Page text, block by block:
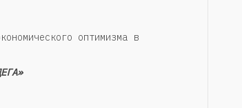
оптимизма в